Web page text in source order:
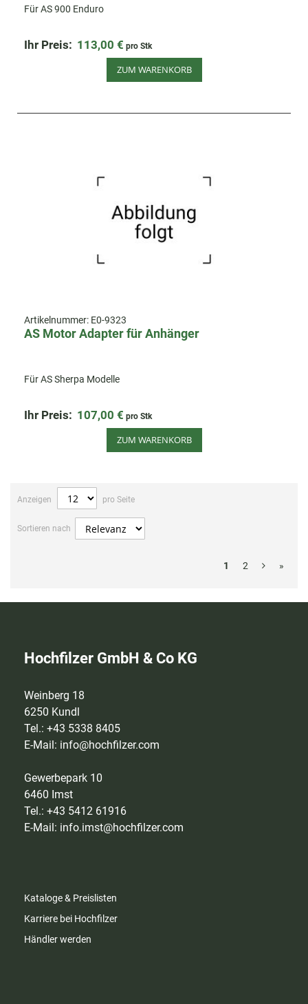
Für AS 900 Enduro
Ihr Preis: 113,00 € pro Stk
ZUM WARENKORB
Artikelnummer: E0-9323
AS Motor Adapter für Anhänger
Für AS Sherpa Modelle
Ihr Preis: 107,00 € pro Stk
ZUM WARENKORB
Anzeigen pro Seite
Sortieren nach
1 2 »
Hochfilzer GmbH & Co KG
Weinberg 18
6250 Kundl
Tel.: +43 5338 8405
E-Mail: info@hochfilzer.com
Gewerbepark 10
6460 Imst
Tel.: +43 5412 61916
E-Mail: info.imst@hochfilzer.com
Kataloge & Preislisten
Karriere bei Hochfilzer
Händler werden